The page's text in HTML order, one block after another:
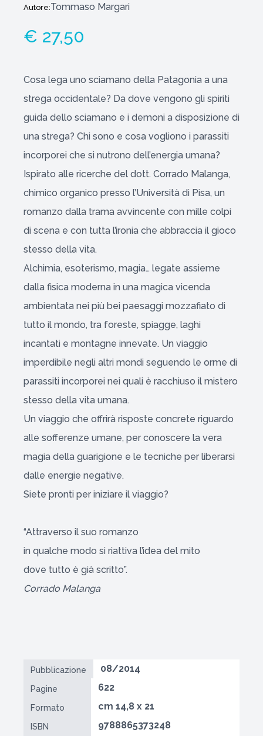
Autore:Tommaso Margari
€ 27,50
Cosa lega uno sciamano della Patagonia a una
strega occidentale? Da dove vengono gli spiriti
guida dello sciamano e i demoni a disposizione di
una strega? Chi sono e cosa vogliono i parassiti
incorporei che si nutrono dell’energia umana?
Ispirato alle ricerche del dott. Corrado Malanga,
chimico organico presso l’Università di Pisa, un
romanzo dalla trama avvincente con mille colpi
di scena e con tutta l’ironia che abbraccia il gioco
stesso della vita.
Alchimia, esoterismo, magia… legate assieme
dalla fisica moderna in una magica vicenda
ambientata nei più bei paesaggi mozzafiato di
tutto il mondo, tra foreste, spiagge, laghi
incantati e montagne innevate. Un viaggio
imperdibile negli altri mondi seguendo le orme di
parassiti incorporei nei quali è racchiuso il mistero
stesso della vita umana.
Un viaggio che offrirà risposte concrete riguardo
alle sofferenze umane, per conoscere la vera
magia della guarigione e le tecniche per liberarsi
dalle energie negative.
Siete pronti per iniziare il viaggio?
“Attraverso il suo romanzo
in qualche modo si riattiva l’idea del mito
dove tutto è già scritto”.
Corrado Malanga
Pubblicazione 08/2014
Pagine 622
Formato cm 14,8 x 21
ISBN 9788865373248